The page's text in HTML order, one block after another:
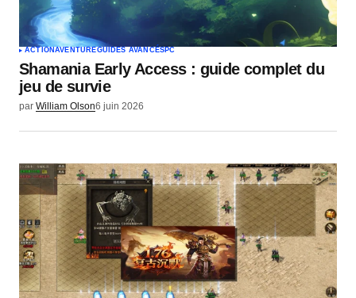
Votre e-mail
Envoyer un commentaire
ACTIONAVENTUREGUIDES AVANCÉS PC
Shamania Early Access : guide complet du
jeu de survie
par William Olson6 juin 2026